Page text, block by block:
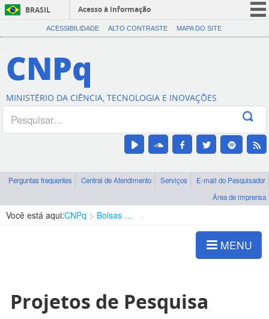
BRASIL
Acesso à informação
CORONAVÍRUS (COVID-19)
Canais
ACESSIBILIDADE ALTO CONTRASTE MAPA DO SITE
CNPq
MINISTÉRIO DA CIÊNCIA, TECNOLOGIA E INOVAÇÕES
Perguntas frequentes Central de Atendimento Serviços
E-mail do Pesquisador
Área de imprensa
Você está aqui:CNPq Bolsas e Auxílios Vigentes
MENU
Projetos de Pesquisa